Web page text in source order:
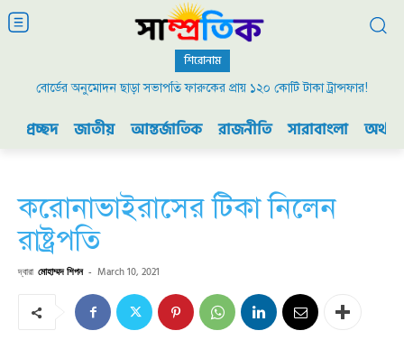
শিরোনাম
বোর্ডের অনুমোদন ছাড়া সভাপতি ফারুকের প্রায় ১২০ কোটি টাকা ট্রান্সফার!
প্রচ্ছদ জাতীয় আন্তর্জাতিক রাজনীতি সারাবাংলা
করোনাভাইরাসের টিকা নিলেন
রাষ্ট্রপতি
দ্বারা মোহাম্মদ শিপন - March 10, 2021